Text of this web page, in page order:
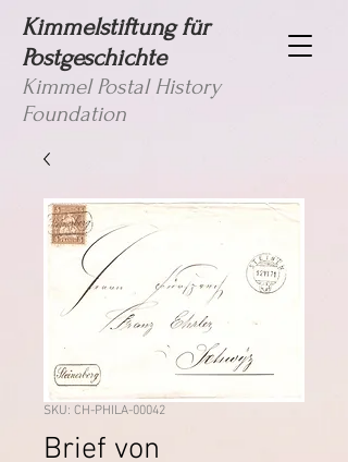
Kimmelstiftung für
Postgeschichte
Kimmel Postal History
Foundation
SKU: CH-PHILA-00042
Brief von